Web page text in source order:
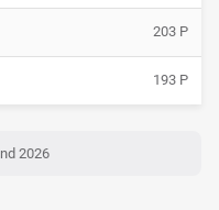
203 P
193 P
2026